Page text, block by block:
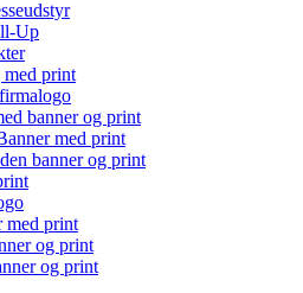
Up
med print
banner og print
med print
banner og print
med print
og print
og print